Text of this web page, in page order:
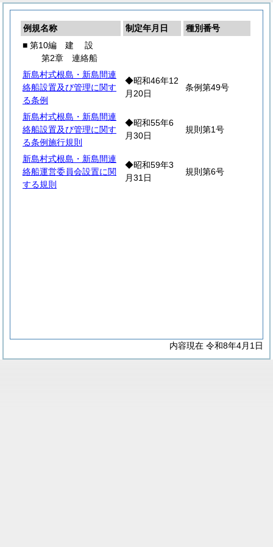
例規名称 制定年月日
種別番号
■ 第10編 建 設
第2章 連絡船
新島村式根島・新島間連
絡船設置及び管理に関す
る条例
◆昭和46年12
月20日
条例第49号
新島村式根島・新島間連
絡船設置及び管理に関す
る条例施行規則
◆昭和55年6
月30日
規則第1号
新島村式根島・新島間連
絡船運営委員会設置に関
する規則
◆昭和59年3
月31日
規則第6号
内容現在 令和8年4月1日